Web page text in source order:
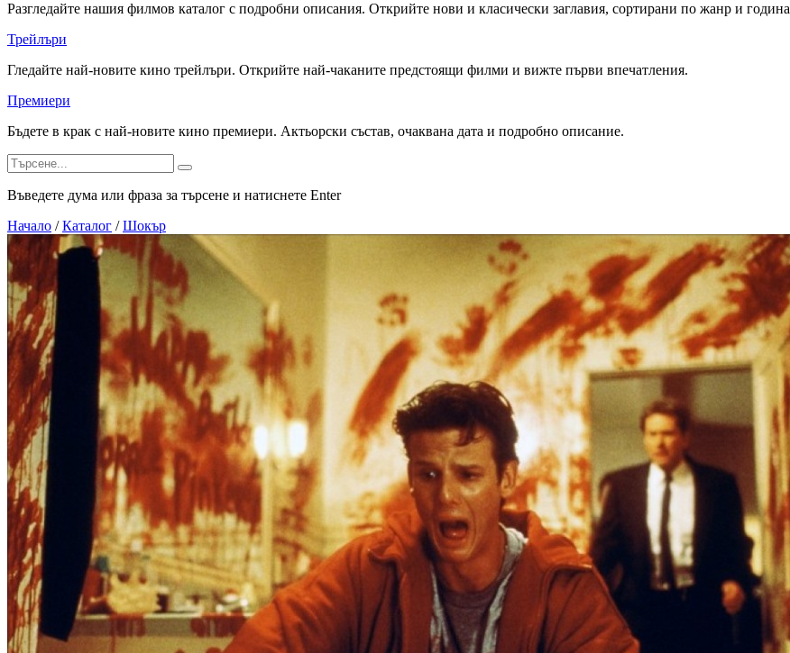
Разгледайте нашия филмов каталог с подробни описания. Открийте нови и класически заглавия, сортирани по жанр и
Трейлъри
Гледайте най-новите кино трейлъри. Открийте най-чаканите предстоящи филми и вижте първи впечатления.
Премиери
Бъдете в крак с най-новите кино премиери. Актьорски състав, очаквана дата и подробно описание.
Въведете дума или фраза за търсене и натиснете Enter
Начало / Каталог / Шокър